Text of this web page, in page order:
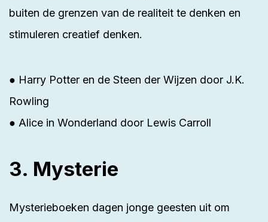
buiten de grenzen van de realiteit te denken en
stimuleren creatief denken.
● Harry Potter en de Steen der Wijzen door J.K.
Rowling
● Alice in Wonderland door Lewis Carroll
3. Mysterie
Mysterieboeken dagen jonge geesten uit om